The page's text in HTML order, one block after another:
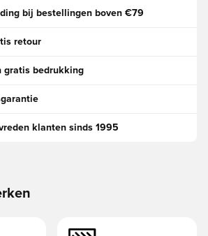
bij bestellingen boven €79
retour
gratis bedrukking
klanten sinds 1995